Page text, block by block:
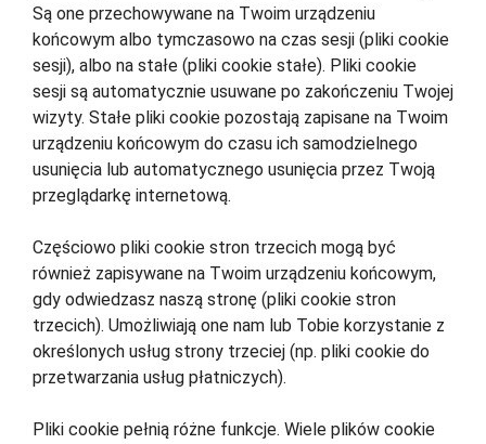
Są one przechowywane na Twoim urządzeniu
końcowym albo tymczasowo na czas sesji (pliki cookie
sesji), albo na stałe (pliki cookie stałe). Pliki cookie
sesji są automatycznie usuwane po zakończeniu Twojej
wizyty. Stałe pliki cookie pozostają zapisane na Twoim
urządzeniu końcowym do czasu ich samodzielnego
usunięcia lub automatycznego usunięcia przez Twoją
przeglądarkę internetową.
Częściowo pliki cookie stron trzecich mogą być
również zapisywane na Twoim urządzeniu końcowym,
gdy odwiedzasz naszą stronę (pliki cookie stron
trzecich). Umożliwiają one nam lub Tobie korzystanie z
określonych usług strony trzeciej (np. pliki cookie do
przetwarzania usług płatniczych).
Pliki cookie pełnią różne funkcje. Wiele plików cookie